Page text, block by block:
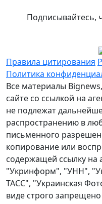
Подписывайтесь,
Правила цитирования
Политика
Все материалы
сайте со ссылкой на
не подлежат
распространению в
письменного
копирование или
содержащей ссылку на
"Укринформ", "УНН",
ТАСС", "Украинская
виде строго запрещено